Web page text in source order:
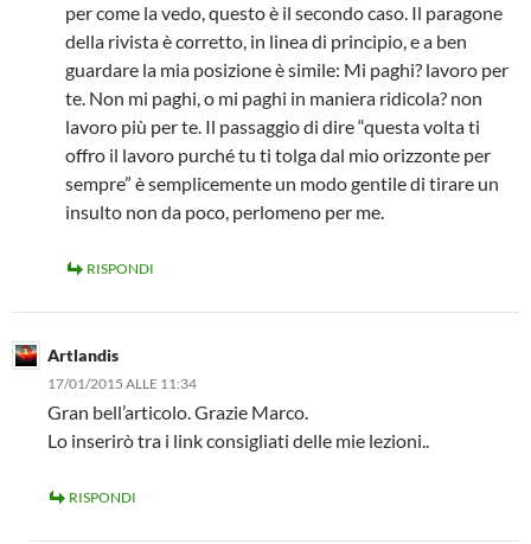
per come la vedo, questo è il secondo caso. Il paragone
della rivista è corretto, in linea di principio, e a ben
guardare la mia posizione è simile: Mi paghi? lavoro per
te. Non mi paghi, o mi paghi in maniera ridicola? non
lavoro più per te. Il passaggio di dire “questa volta ti
offro il lavoro purché tu ti tolga dal mio orizzonte per
sempre” è semplicemente un modo gentile di tirare un
insulto non da poco, perlomeno per me.
RISPONDI
Artlandis
17/01/2015 ALLE 11:34
Gran bell’articolo. Grazie Marco.
Lo inserirò tra i link consigliati delle mie lezioni..
RISPONDI